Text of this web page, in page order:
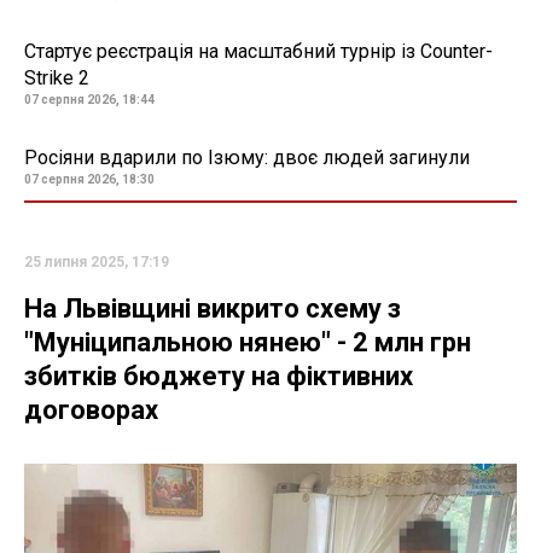
Стартує реєстрація на масштабний турнір із Counter-
Strike 2
07 серпня 2026, 18:44
Росіяни вдарили по Ізюму: двоє людей загинули
07 серпня 2026, 18:30
25 липня 2025, 17:19
На Львівщині викрито схему з
"Муніципальною нянею" - 2 млн грн
збитків бюджету на фіктивних
договорах